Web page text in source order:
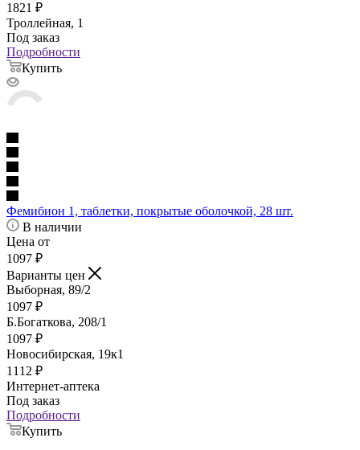
1821 ₽
Троллейная, 1
Под заказ
Подробности
Купить
Фемибион 1, таблетки, покрытые оболочкой, 28 шт.
В наличии
Цена от
1097 ₽
Варианты цен
Выборная, 89/2
1097 ₽
Б.Богаткова, 208/1
1097 ₽
Новосибирская, 19к1
1112 ₽
Интернет-аптека
Под заказ
Подробности
Купить